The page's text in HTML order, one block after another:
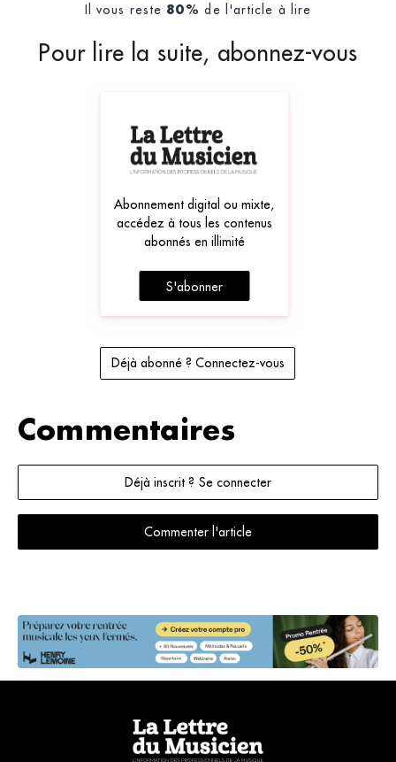
Il vous reste 80% de l'article à lire
Pour lire la suite, abonnez-vous
Abonnement digital ou mixte,
accédez à tous les contenus
abonnés en illimité
S'abonner
Déjà abonné ? Connectez-vous
Commentaires
Déjà inscrit ? Se connecter
Commenter l'article